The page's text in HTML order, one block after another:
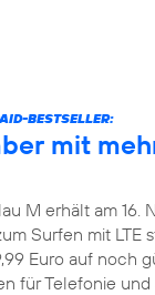
BESTSELLER:
mit
M erhält am 16.
Surfen mit LTE
Euro auf noch
für Telefonie